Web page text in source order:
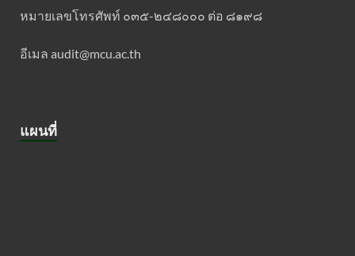
หมายเลขโทรศัพท์ ๐๓๕-๒๔๘๐๐๐ ต่อ ๘๑๙๘
อีเมล audit@mcu.ac.th
แผนที่